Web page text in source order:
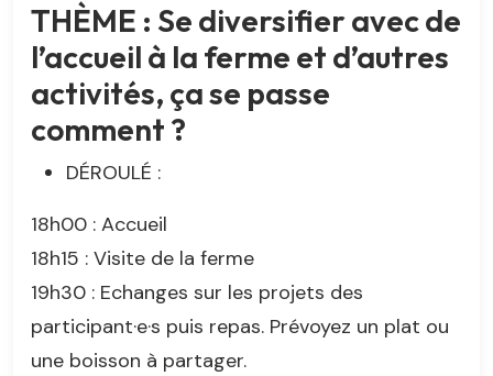
THÈME : Se diversifier avec de
l’accueil à la ferme et d’autres
activités, ça se passe
comment ?
DÉROULÉ :
18h00 : Accueil
18h15 : Visite de la ferme
19h30 : Echanges sur les projets des
participant·e·s puis repas. Prévoyez un plat ou
une boisson à partager.